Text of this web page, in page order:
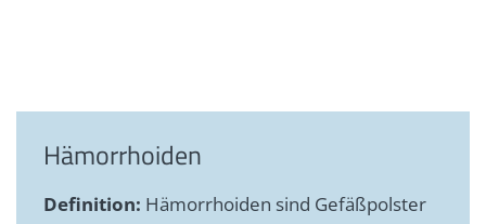
Hämorrhoiden
Definition: Hämorrhoiden sind Gefäßpolster